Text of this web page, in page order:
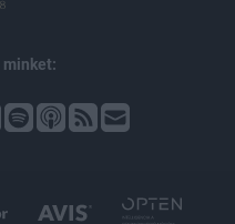
minket: